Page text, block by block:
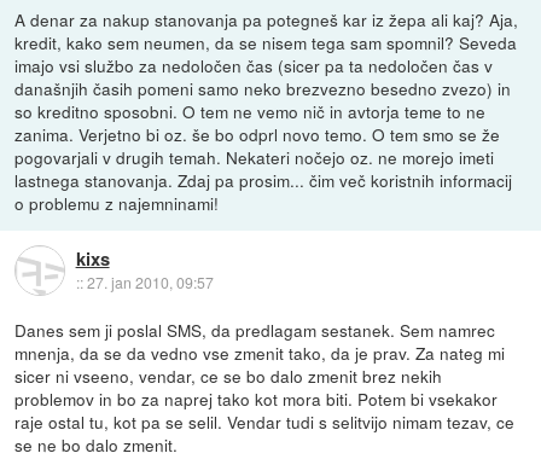
A denar za nakup stanovanja pa potegneš kar iz žepa ali kaj? Aja,
kredit, kako sem neumen, da se nisem tega sam spomnil? Seveda
imajo vsi službo za nedoločen čas (sicer pa ta nedoločen čas v
današnjih časih pomeni samo neko brezvezno besedno zvezo) in
so kreditno sposobni. O tem ne vemo nič in avtorja teme to ne
zanima. Verjetno bi oz. še bo odprl novo temo. O tem smo se že
pogovarjali v drugih temah. Nekateri nočejo oz. ne morejo imeti
lastnega stanovanja. Zdaj pa prosim... čim več koristnih informacij
o problemu z najemninami!
kixs
::27. jan 2010, 09:57
Danes sem ji poslal SMS, da predlagam sestanek. Sem namrec
mnenja, da se da vedno vse zmenit tako, da je prav. Za nateg mi
sicer ni vseeno, vendar, ce se bo dalo zmenit brez nekih
problemov in bo za naprej tako kot mora biti. Potem bi vsekakor
raje ostal tu, kot pa se selil. Vendar tudi s selitvijo nimam tezav, ce
se ne bo dalo zmenit.